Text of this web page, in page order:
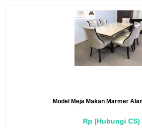
Model Meja Makan Marmer
Rp (Hubungi CS)